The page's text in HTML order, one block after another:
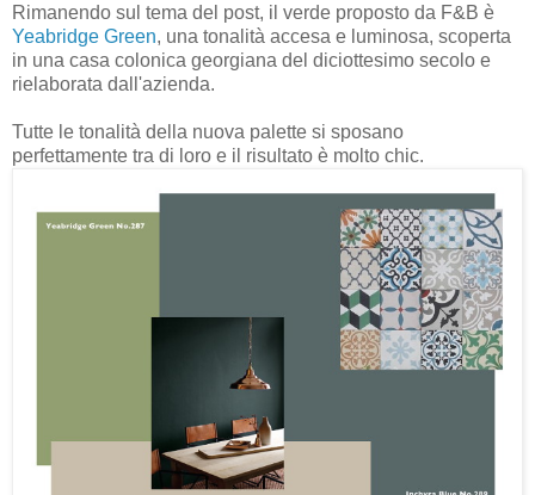
Rimanendo sul tema del post, il verde proposto da F&B è
Yeabridge Green, una tonalità accesa e luminosa, scoperta
in una casa colonica georgiana del diciottesimo secolo e
rielaborata dall'azienda.
Tutte le tonalità della nuova palette si sposano
perfettamente tra di loro e il risultato è molto chic.